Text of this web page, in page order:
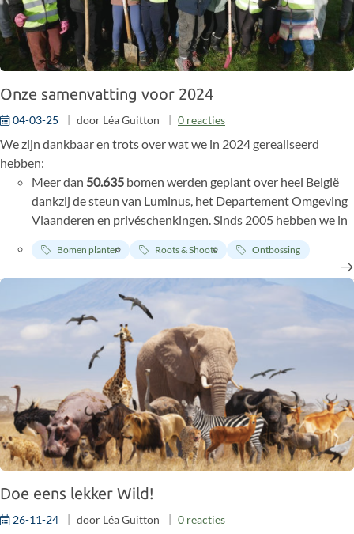
Onze samenvatting voor 2024
04-03-25 door Léa Guitton 0 reacties
We zijn dankbaar en trots over wat we in 2024 gerealiseerd
hebben:
Meer dan 50.635 bomen werden geplant over heel België
dankzij de steun van Luminus, het Departement Omgeving
Vlaanderen en privéschenkingen. Sinds 2005 hebben we in
België meer dan170.000bomen geplant of helpen planten
tijdens 38 Forest in One
Day boomplantacties.
Onze inzet voor onderwijs en empowerment van de jeugd
heeft ertoe geleid dat we
219workshops hebben gegeven
kinderen in heel België. We maakten 5
nieuwe
bordspellenover diverse milieuthema's voor kinderen van
lagere en middelbare school.
We ontvingen meer dan
1000€aan donaties om
chimpansees te beschermen en om Chimp Eden en
Dindéfélo in Afrika te steunen. We zijn onze huidige
Chimpvoogden die de centra op een terugkerende basis
hebben gesteund, oneindig dankbaar om deel uit te maken
van deze missie jaar na jaar.
Bomen planten Roots & Shoots Ontbossing
Doe eens lekker Wild!
26-11-24 door Léa Guitton 0 reacties